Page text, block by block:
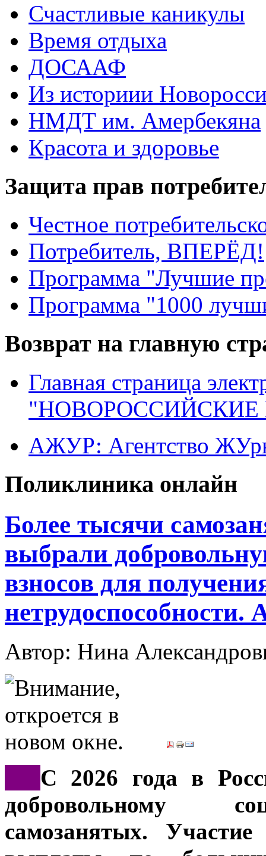
Счастливые каникулы
Время отдыха
ДОСААФ
Из историии
НМДТ им. Амербекяна
Красота и здоровье
Защита прав
Честное
Потребитель, ВПЕРЁД!
Программа "Лучшие
Программа "1000
Возврат на главную
Главная страница
"НОВОРОССИЙСКИЕ
АЖУР: Агентство
Поликлиника онлайн
Более тысячи
выбрали
взносов для
нетрудоспособности.
Автор: Нина
С 2026 года в
добровольному
самозанятых.